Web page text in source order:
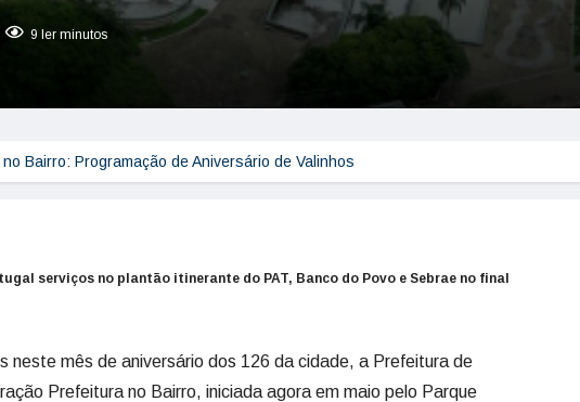
9 ler minutos
Bairro: Programação de Aniversário de Valinhos
serviços no plantão itinerante do PAT, Banco do Povo e Sebrae no final
neste mês de aniversário dos 126 da cidade, a Prefeitura de
Prefeitura no Bairro, iniciada agora em maio pelo Parque